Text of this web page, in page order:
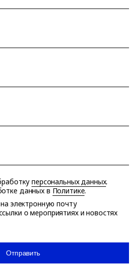
персональных данных.
данных в Политике.
электронную почту
о мероприятиях и новостях
Отправить